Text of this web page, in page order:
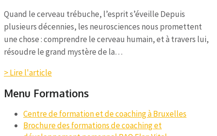
Quand le cerveau trébuche, l’esprit s’éveille Depuis
plusieurs décennies, les neurosciences nous promettent
une chose : comprendre le cerveau humain, et à travers lui,
résoudre le grand mystère de la…
> Lire l'article
Menu Formations
Centre de formation et de coaching à Bruxelles
Brochure des formations de coaching et